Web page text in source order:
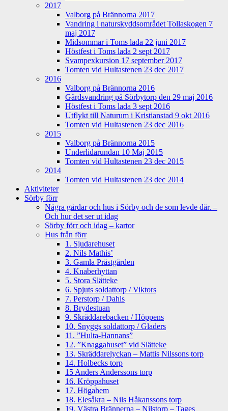
2017
Valborg på Brännorna 2017
Vandring i naturskyddsområdet Tollaskogen 7
maj 2017
Midsommar i Toms lada 22 juni 2017
Höstfest i Toms lada 2 sept 2017
Svampexkursion 17 september 2017
Tomten vid Hultastenen 23 dec 2017
2016
Valborg på Brännorna 2016
Gårdsvandring på Sörbytorp den 29 maj 2016
Höstfest i Toms lada 3 sept 2016
Utflykt till Naturum i Kristianstad 9 okt 2016
Tomten vid Hultastenen 23 dec 2016
2015
Valborg på Brännorna 2015
Underlidarundan 10 Maj 2015
Tomten vid Hultastenen 23 dec 2015
2014
Tomten vid Hultastenen 23 dec 2014
Aktiviteter
Sörby förr
Några gårdar och hus i Sörby och de som levde där. –
Och hur det ser ut idag
Sörby förr och idag – kartor
Hus från förr
1. Sjudarehuset
2. Nils Mathis’
3. Gamla Prästgården
4. Knaberhyttan
5. Stora Slätteke
6. Spjuts soldattorp / Viktors
7. Perstorp / Dahls
8. Brydestuan
9. Skräddarebacken / Höppens
10. Snyggs soldattorp / Gladers
11. ”Hulta-Hannans”
12. ”Knaggahuset” vid Slätteke
13. Skräddarelyckan – Mattis Nilssons torp
14. Holbecks torp
15 Anders Anderssons torp
16. Kröppahuset
17. Högahem
18. Elesåkra – Nils Håkanssons torp
19. Västra Brännerna – Nilstorp – Tages